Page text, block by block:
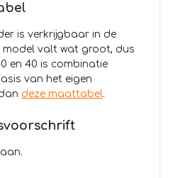
is verkrijgbaar in de
model valt wat groot, dus
en 40 is combinatie
van het eigen
deze maattabel.